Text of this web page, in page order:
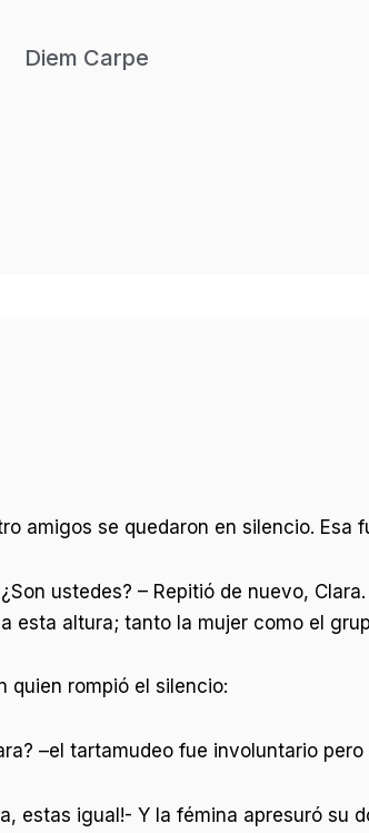
Diem Carpe
amigos se quedaron en silencio. Esa
ustedes? – Repitió de nuevo,
esta altura; tanto la mujer como el
quien rompió el silencio:
–el tartamudeo fue involuntario
estas igual!- Y la fémina apresuró su